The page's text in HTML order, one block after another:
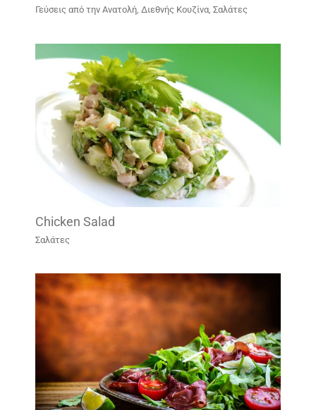
Γεύσεις από την Ανατολή, Διεθνής Κουζίνα, Σαλάτες
Chicken Salad
Σαλάτες